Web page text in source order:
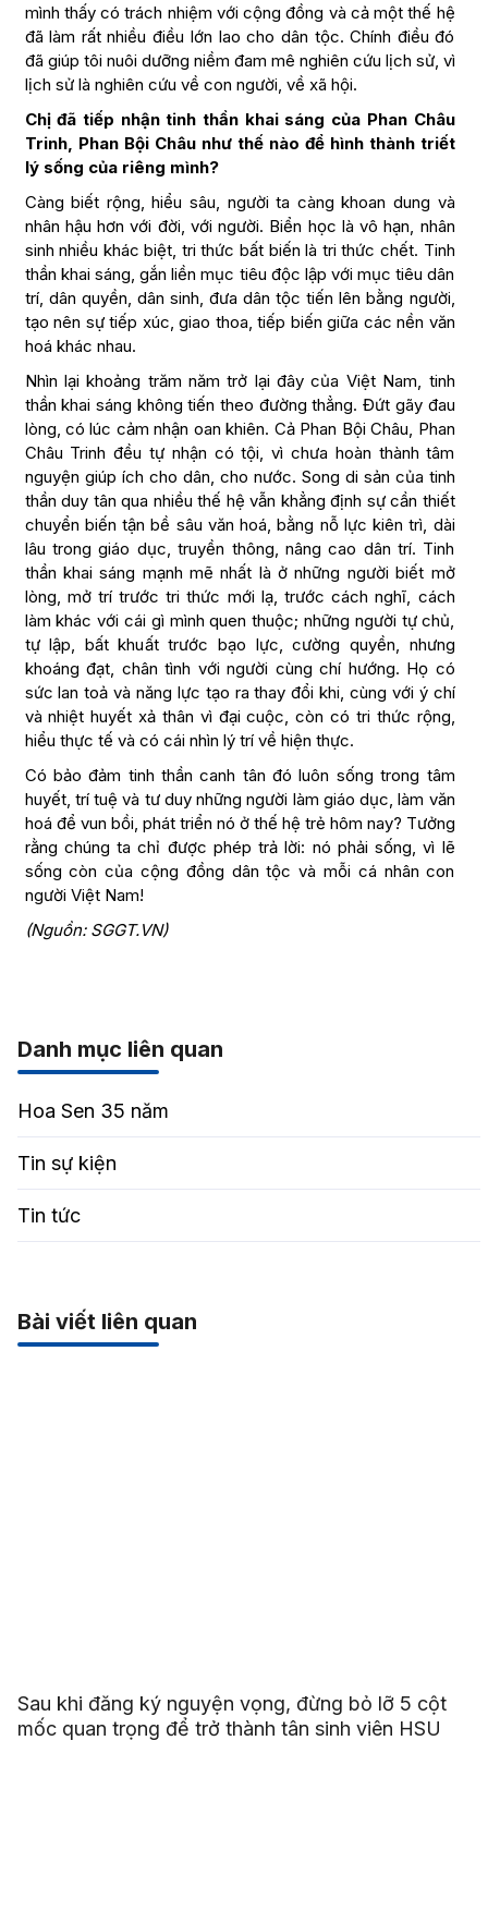
mình thấy có trách nhiệm với cộng đồng và cả một thế hệ
đã làm rất nhiều điều lớn lao cho dân tộc. Chính điều đó
đã giúp tôi nuôi dưỡng niềm đam mê nghiên cứu lịch sử, vì
lịch sử là nghiên cứu về con người, về xã hội.
Chị đã tiếp nhận tinh thần khai sáng của Phan Châu
Trinh, Phan Bội Châu như thế nào để hình thành triết
lý sống của riêng mình?
Càng biết rộng, hiểu sâu, người ta càng khoan dung và
nhân hậu hơn với đời, với người. Biển học là vô hạn, nhân
sinh nhiều khác biệt, tri thức bất biến là tri thức chết. Tinh
thần khai sáng, gắn liền mục tiêu độc lập với mục tiêu dân
trí, dân quyền, dân sinh, đưa dân tộc tiến lên bằng người,
tạo nên sự tiếp xúc, giao thoa, tiếp biến giữa các nền văn
hoá khác nhau.
Nhìn lại khoảng trăm năm trở lại đây của Việt Nam, tinh
thần khai sáng không tiến theo đường thẳng. Đứt gãy đau
lòng, có lúc cảm nhận oan khiên. Cả Phan Bội Châu, Phan
Châu Trinh đều tự nhận có tội, vì chưa hoàn thành tâm
nguyện giúp ích cho dân, cho nước. Song di sản của tinh
thần duy tân qua nhiều thế hệ vẫn khẳng định sự cần thiết
chuyển biến tận bề sâu văn hoá, bằng nỗ lực kiên trì, dài
lâu trong giáo dục, truyền thông, nâng cao dân trí. Tinh
thần khai sáng mạnh mẽ nhất là ở những người biết mở
lòng, mở trí trước tri thức mới lạ, trước cách nghĩ, cách
làm khác với cái gì mình quen thuộc; những người tự chủ,
tự lập, bất khuất trước bạo lực, cường quyền, nhưng
khoáng đạt, chân tình với người cùng chí hướng. Họ có
sức lan toả và năng lực tạo ra thay đổi khi, cùng với ý chí
và nhiệt huyết xả thân vì đại cuộc, còn có tri thức rộng,
hiểu thực tế và có cái nhìn lý trí về hiện thực.
Có bảo đảm tinh thần canh tân đó luôn sống trong tâm
huyết, trí tuệ và tư duy những người làm giáo dục, làm văn
hoá để vun bồi, phát triển nó ở thế hệ trẻ hôm nay? Tưởng
rằng chúng ta chỉ được phép trả lời: nó phải sống, vì lẽ
sống còn của cộng đồng dân tộc và mỗi cá nhân con
người Việt Nam!
(Nguồn: SGGT.VN)
Danh mục liên quan
Hoa Sen 35 năm
Tin sự kiện
Tin tức
Bài viết liên quan
Sau khi đăng ký nguyện vọng, đừng bỏ lỡ 5 cột
mốc quan trọng để trở thành tân sinh viên HSU